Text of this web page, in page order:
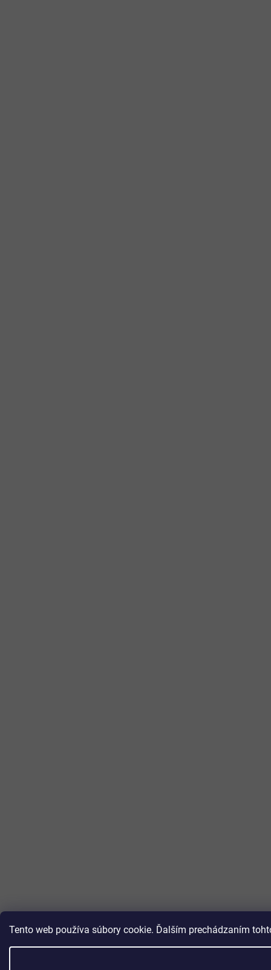
Tento web používa súbory cookie. Ďalším prechádzaním